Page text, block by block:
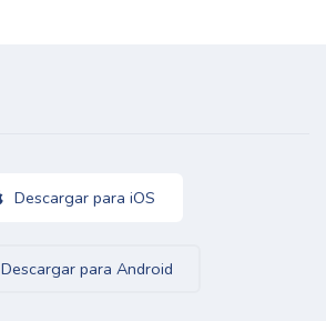
Descargar para iOS
Descargar para Android